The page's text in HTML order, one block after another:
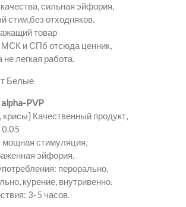
сильная эйфория,
стим,без отходняков.
товар
МСК и СПб отсюда ценник,
легкая работа.
PVP
крисы] Качественный продукт,
0.05
стимуляция,
эйфория.
перорально,
курение, внутривенно.
3-5 часов.